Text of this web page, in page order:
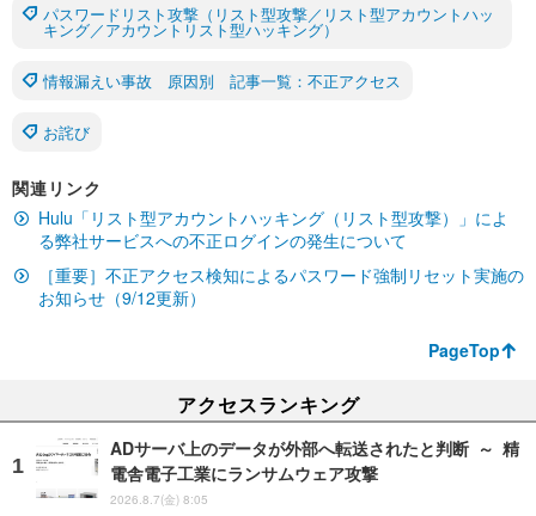
パスワードリスト攻撃（リスト型攻撃／リスト型アカウントハッ
キング／アカウントリスト型ハッキング）
情報漏えい事故 原因別 記事一覧：不正アクセス
お詫び
関連リンク
Hulu「リスト型アカウントハッキング（リスト型攻撃）」によ
る弊社サービスへの不正ログインの発生について
［重要］不正アクセス検知によるパスワード強制リセット実施の
お知らせ（9/12更新）
PageTop
アクセスランキング
ADサーバ上のデータが外部へ転送されたと判断 ～ 精
電舎電子工業にランサムウェア攻撃
2026.8.7(金) 8:05